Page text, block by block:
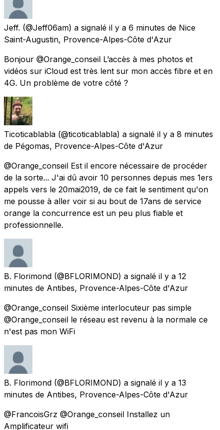
Jeff. (@Jeff06am) a signalé il y a 6 minutes de Nice
Saint-Augustin, Provence-Alpes-Côte d'Azur
Bonjour @Orange_conseil L’accès à mes photos et
vidéos sur iCloud est très lent sur mon accès fibre et en
4G. Un problème de votre côté ?
Ticoticablabla (@ticoticablabla) a signalé il y a 8 minutes
de Pégomas, Provence-Alpes-Côte d'Azur
@Orange_conseil Est il encore nécessaire de procéder
de la sorte... J'ai dû avoir 10 personnes depuis mes 1ers
appels vers le 20mai2019, de ce fait le sentiment qu'on
me pousse à aller voir si au bout de 17ans de service
orange la concurrence est un peu plus fiable et
professionnelle.
B. Florimond (@BFLORIMOND) a signalé il y a 12
minutes de Antibes, Provence-Alpes-Côte d'Azur
@Orange_conseil Sixième interlocuteur pas simple
@Orange_conseil le réseau est revenu à la normale ce
n'est pas mon WiFi
B. Florimond (@BFLORIMOND) a signalé il y a 13
minutes de Antibes, Provence-Alpes-Côte d'Azur
@FrancoisGrz @Orange_conseil Installez un
Amplificateur wifi